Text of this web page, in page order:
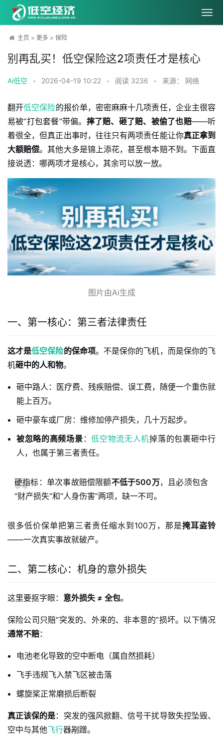
主页 > 更多 > 保险
别再乱买！低空保险这2项责任才是核心
Ai低空 • 2026-04-19 10:22 • 阅读 3236 • 来源： 网络
翻开低空保险的报价单，密密麻麻十几项责任，企业主很容
易被“打包套餐”带偏。 摔了赔、砸了赔、被偷了也赔——听
着很全，但真正出事时，往往只有两项责任能让你真正拿到
大额赔偿。其他大多是锦上添花，甚至根本赔不到。下面直
接说透：哪两项才是核心，其余可以放一放。
图片由Ai生成
一、第一核心：第三者法律责任
这才是低空保险的保命项。不是保你的飞机，而是保你的飞
机砸中的人和物。
砸中路人：医疗费、残疾赔偿、误工费，随便一个重伤就
能上百万。
砸中豪车或厂房：维修加停产损失，几十万起步。
被忽略的高频场景 ：低空物流无人机掉落的包裹砸中行
人，也属于第三者责任。
硬指标：单次事故赔偿限额不低于500万，且必须包含
“财产损失”和“人身伤害”两项，缺一不可。
很多低价保单把第三者责任缩水到100万，那是掩耳盗铃
——一次真实事故就破产。
二、第二核心：机身的意外损失
这里要抠字眼： 意外损失 ≠ 全包。
保险公司只赔“突发的、外来的、非本意的”损坏。以下情况
通常不赔：
电池老化导致的空中断电（属自然损耗）
飞手违规飞入禁飞区被击落
螺旋桨正常磨损后断裂
真正该保的是：突发的强风掀翻、信号干扰导致失控坠毁、
空中与其他飞行器剐蹭。